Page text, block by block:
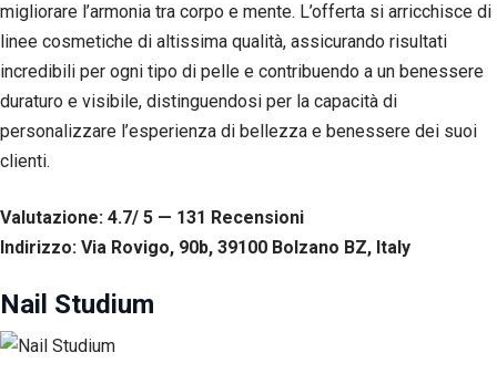
migliorare l’armonia tra corpo e mente. L’offerta si arricchisce di
linee cosmetiche di altissima qualità, assicurando risultati
incredibili per ogni tipo di pelle e contribuendo a un benessere
duraturo e visibile, distinguendosi per la capacità di
personalizzare l’esperienza di bellezza e benessere dei suoi
clienti.
Valutazione: 4.7/ 5 — 131 Recensioni
Indirizzo: Via Rovigo, 90b, 39100 Bolzano BZ, Italy
Nail Studium